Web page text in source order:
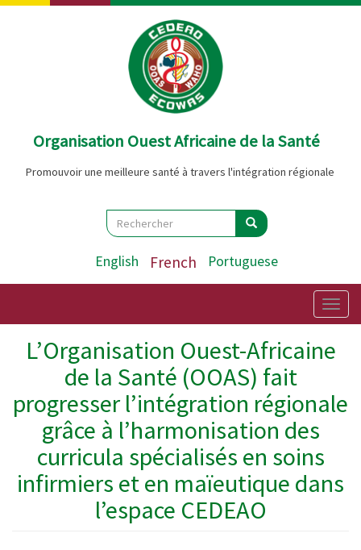
Aller
Organisation Ouest Africaine de la Santé
Promouvoir une meilleure santé à travers l'intégration régionale
Search
Rechercher Rechercher
English French Portuguese
L’Organisation Ouest-Africaine
de la Santé (OOAS) fait
progresser l’intégration régionale
grâce à l’harmonisation des
curricula spécialisés en soins
infirmiers et en maïeutique dans
l’espace CEDEAO